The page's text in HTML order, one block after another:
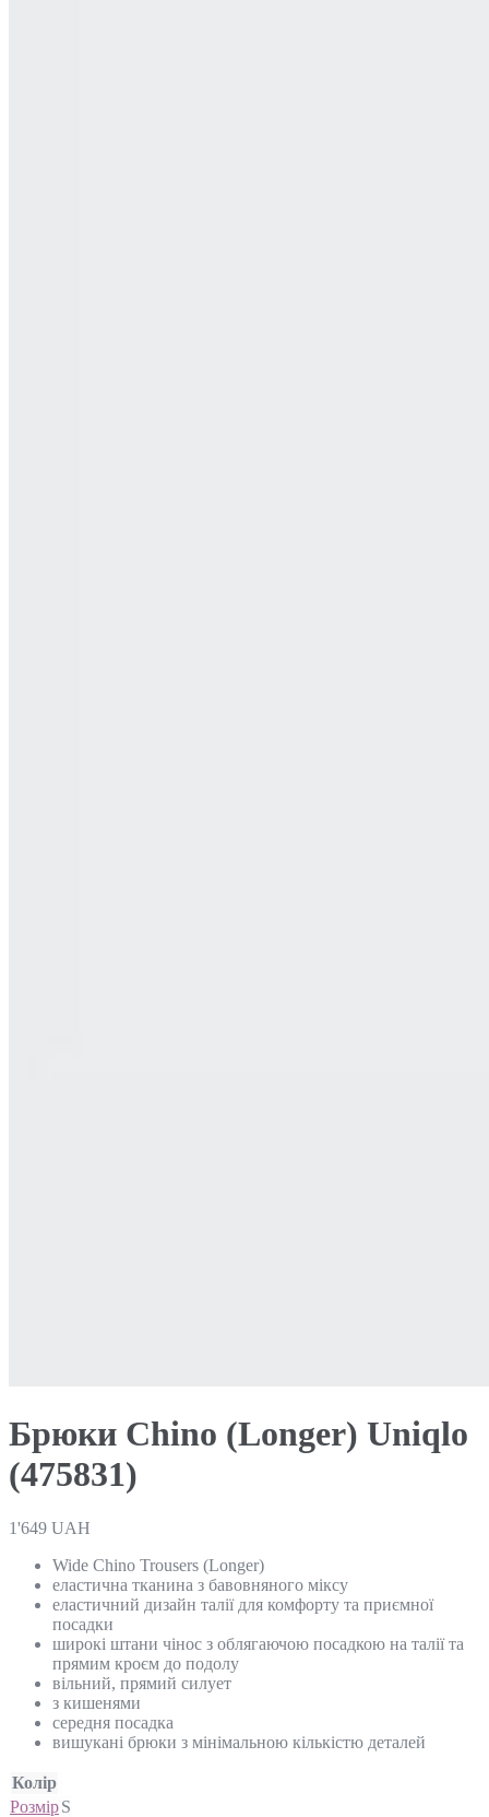
Брюки Chino (Longer) Uniqlo
(475831)
1'649 UAH
Wide Chino Trousers (Longer)
еластична тканина з бавовняного міксу
еластичний дизайн талії для комфорту та приємної
посадки
широкі штани чінос з облягаючою посадкою на талії та
прямим кроєм до подолу
вільний, прямий силует
з кишенями
середня посадка
вишукані брюки з мінімальною кількістю деталей
Колір
РозмірS